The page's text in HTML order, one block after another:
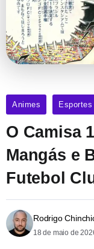
Animes Esportes
O Camisa
Mangás e
Futebol
Rodrigo
18 de maio de